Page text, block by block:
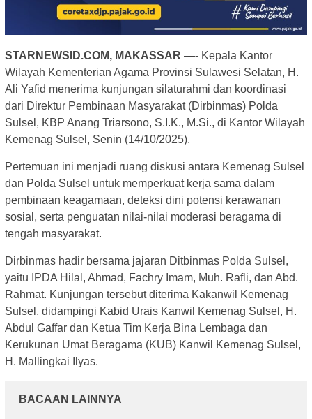
STARNEWSID.COM, MAKASSAR —- Kepala Kantor
Wilayah Kementerian Agama Provinsi Sulawesi Selatan, H.
Ali Yafid menerima kunjungan silaturahmi dan koordinasi
dari Direktur Pembinaan Masyarakat (Dirbinmas) Polda
Sulsel, KBP Anang Triarsono, S.I.K., M.Si., di Kantor Wilayah
Kemenag Sulsel, Senin (14/10/2025).
Pertemuan ini menjadi ruang diskusi antara Kemenag Sulsel
dan Polda Sulsel untuk memperkuat kerja sama dalam
pembinaan keagamaan, deteksi dini potensi kerawanan
sosial, serta penguatan nilai-nilai moderasi beragama di
tengah masyarakat.
Dirbinmas hadir bersama jajaran Ditbinmas Polda Sulsel,
yaitu IPDA Hilal, Ahmad, Fachry Imam, Muh. Rafli, dan Abd.
Rahmat. Kunjungan tersebut diterima Kakanwil Kemenag
Sulsel, didampingi Kabid Urais Kanwil Kemenag Sulsel, H.
Abdul Gaffar dan Ketua Tim Kerja Bina Lembaga dan
Kerukunan Umat Beragama (KUB) Kanwil Kemenag Sulsel,
H. Mallingkai Ilyas.
BACAAN LAINNYA